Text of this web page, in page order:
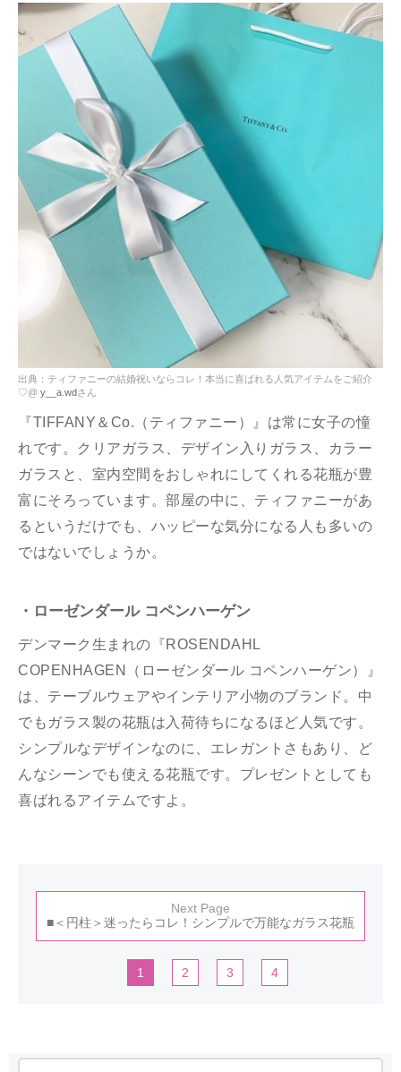
出典：ティファニーの結婚祝いならコレ！本当に喜ばれる人気アイテムをご紹介
♡@ y__a.wdさん
『TIFFANY＆Co.（ティファニー）』は常に女子の憧
れです。クリアガラス、デザイン入りガラス、カラー
ガラスと、室内空間をおしゃれにしてくれる花瓶が豊
富にそろっています。部屋の中に、ティファニーがあ
るというだけでも、ハッピーな気分になる人も多いの
ではないでしょうか。
・ローゼンダール コペンハーゲン
デンマーク生まれの『ROSENDAHL
COPENHAGEN（ローゼンダール コペンハーゲン）』
は、テーブルウェアやインテリア小物のブランド。中
でもガラス製の花瓶は入荷待ちになるほど人気です。
シンプルなデザインなのに、エレガントさもあり、ど
んなシーンでも使える花瓶です。プレゼントとしても
喜ばれるアイテムですよ。
Next Page
■＜円柱＞迷ったらコレ！シンプルで万能なガラス花瓶
1 2 3 4